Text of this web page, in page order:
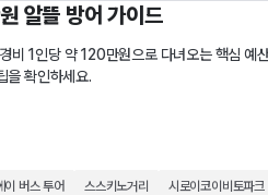
알뜰 방어 가이드
1인당 약 120만원으로 다녀오는 핵심 예
을 확인하세요.
이 버스 투어 스스키노거리 시로이코이비토파크